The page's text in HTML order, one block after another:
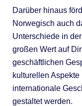
Darüber hinaus
Norwegisch auch
Unterschiede in
großen Wert auf
geschäftlichen
kulturellen
internationale
gestaltet werden.